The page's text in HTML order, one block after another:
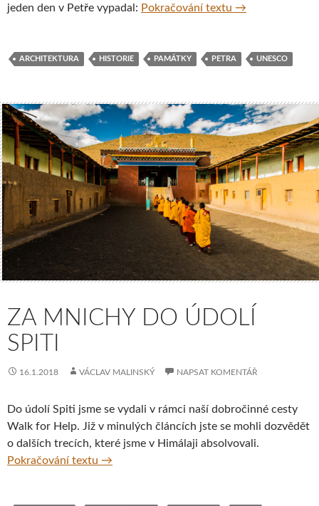
jeden den v Petře vypadal: Pokračování textu Fotoreport z
→
ARCHITEKTURA HISTORIE PAMÁTKY PETRA UNESCO
ZA MNICHY DO ÚDOLÍ
SPITI
16.1.2018 VÁCLAV MALINSKÝ NAPSAT KOMENTÁŘ
Do údolí Spiti jsme se vydali v rámci naší dobročinné cesty
Walk for Help. Již v minulých článcích jste se mohli dozvědět
o dalších trecích, které jsme v Himálaji absolvovali.
Pokračování textu Za mnichy do údolí Spiti
→